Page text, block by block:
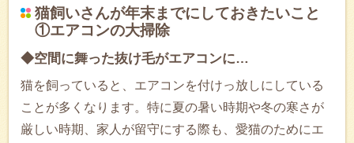
猫飼いさんが年末までにしておきたいこと
①エアコンの大掃除
◆空間に舞った抜け毛がエアコンに…
猫を飼っていると、エアコンを付けっ放しにしている
ことが多くなります。特に夏の暑い時期や冬の寒さが
厳しい時期、家人が留守にする際も、愛猫のためにエ